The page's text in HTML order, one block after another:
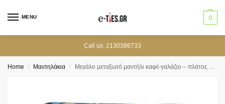
MENU 0
Call us: 2130386733
Home / Μαντηλάκια / Μεγάλο μεταξωτό μαντήλι καφέ-γαλάζιο – πλάτος 45 εκ.